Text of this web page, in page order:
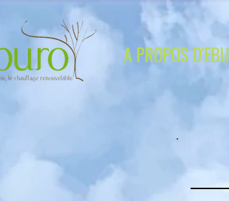
A PROPOS